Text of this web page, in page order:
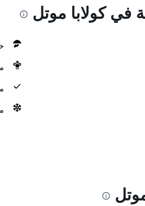
في كولابا موتل